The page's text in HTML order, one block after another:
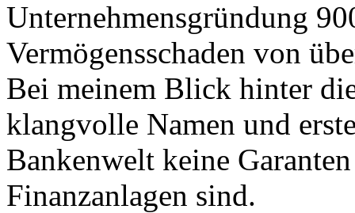
Unternehmensgründung
Vermögensschaden von
Bei meinem Blick hinter
klangvolle Namen und
Bankenwelt keine
Finanzanlagen sind.